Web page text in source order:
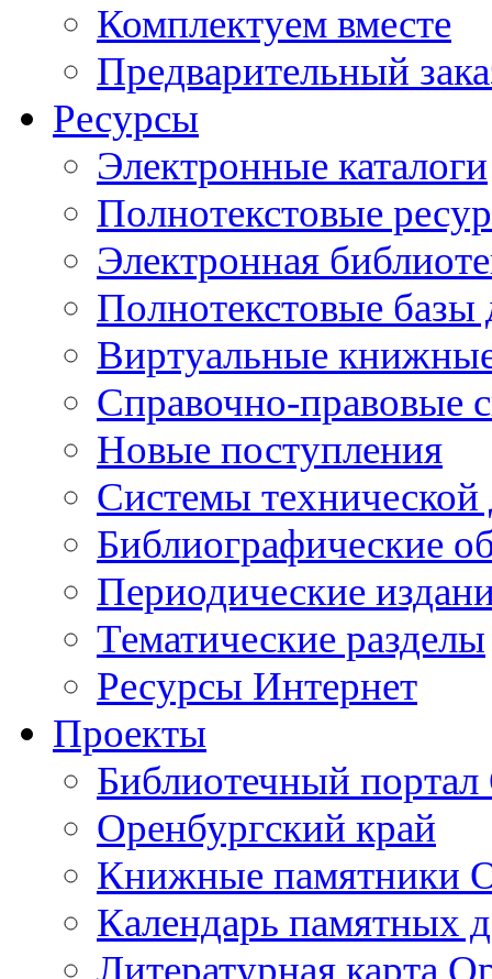
Комплектуем вместе
Предварительный
Ресурсы
Электронные каталоги
Полнотекстовые
Электронная
Полнотекстовые
Виртуальные
Справочно-правовые
Новые поступления
Cистемы
Библиографические
Периодические
Тематические разделы
Ресурсы Интернет
Проекты
Библиотечный портал
Оренбургский край
Книжные памятники
Календарь памятных
Литературная карта